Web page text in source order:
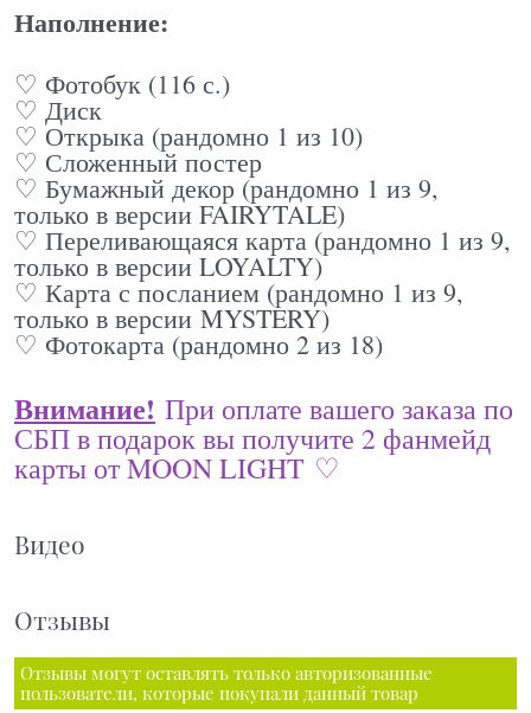
Наполнение:
♡ Фотобук (116 с.)
♡ Диск
♡ Открыка (рандомно 1 из 10)
♡ Сложенный постер
♡ Бумажный декор (рандомно 1 из 9,
только в версии FAIRYTALE)
♡ Переливающаяся карта (рандомно 1 из 9,
только в версии LOYALTY)
♡ Карта с посланием (рандомно 1 из 9,
только в версии MYSTERY)
♡ Фотокарта (рандомно 2 из 18)
Внимание! При оплате вашего заказа по
СБП в подарок вы получите 2 фанмейд
карты от MOON LIGHT ♡
Видео
Отзывы
Отзывы могут оставлять только авторизованные
пользователи, которые покупали данный товар